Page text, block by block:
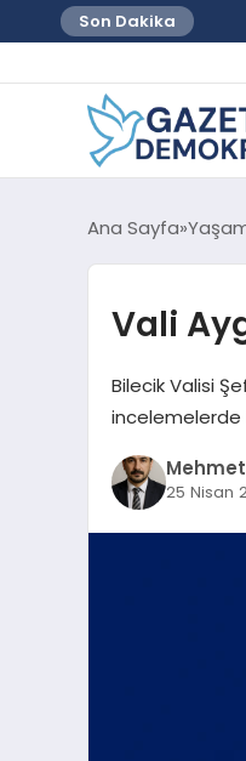
Son Dakika
Ana Sayfa
Vali
Bilecik Valisi
incelemelerde
25 Nisan